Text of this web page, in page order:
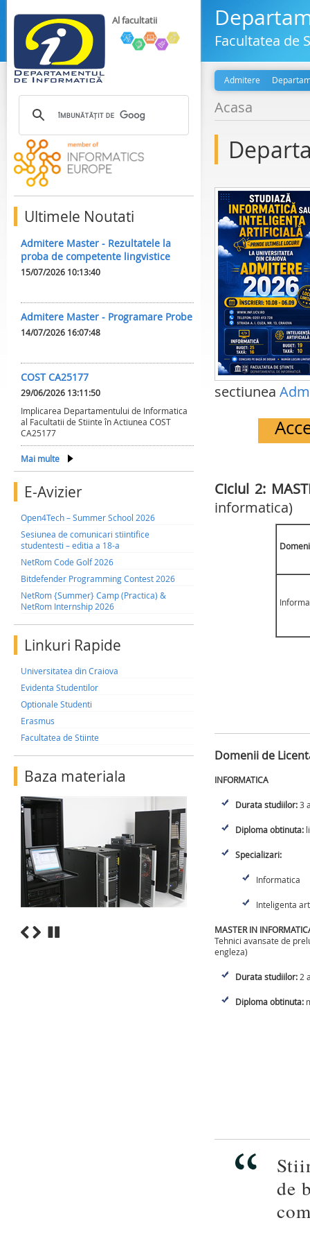
Al facultatii
Ultimele Noutati
Admitere Master - Rezultatele la
proba de competente lingvistice
15/07/2026 10:13:40
Admitere Master - Programare Probe
14/07/2026 16:07:48
COST CA25177
29/06/2026 13:11:50
Implicarea Departamentului de Informatica
al Facultatii de Stiinte în Actiunea COST
CA25177
Mai multe
E-Avizier
Open4Tech – Summer School 2026
Sesiunea de comunicari stiintifice
studentesti – editia a 18-a
NetRom Code Golf 2026
Bitdefender Programming Contest 2026
NetRom {Summer} Camp (Practica) &
NetRom Internship 2026
Linkuri Rapide
Universitatea din Craiova
Evidenta Studentilor
Optionale Studenti
Erasmus
Facultatea de Stiinte
Baza materiala
Facultatea de
Admitere
Acasa
sectiunea
Ciclul 2:
informatica)
Domenii de
INFORMATICA
Durata studiilor:3
Diploma obtinuta:
Specializari:
Informatica
Inteligenta
MASTER IN
Tehnici avansate de
engleza)
Durata studiilor: 2
Diploma obtinuta:
de